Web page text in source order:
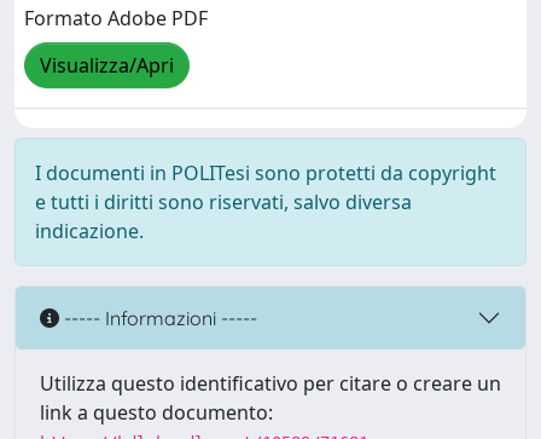
Formato Adobe PDF
Visualizza/Apri
I documenti in POLITesi sono protetti da copyright
e tutti i diritti sono riservati, salvo diversa
indicazione.
----- Informazioni -----
Utilizza questo identificativo per citare o creare un
link a questo documento: